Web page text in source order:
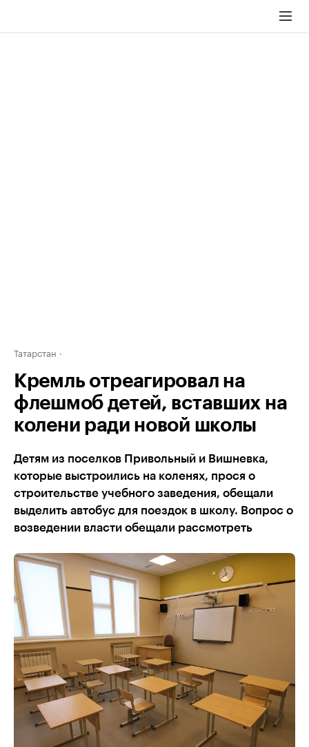
Татарстан
Кремль отреагировал на
флешмоб детей, вставших на
колени ради новой школы
Детям из поселков Привольный и Вишневка,
которые выстроились на коленях, прося о
строительстве учебного заведения, обещали
выделить автобус для поездок в школу. Вопрос о
возведении власти обещали рассмотреть